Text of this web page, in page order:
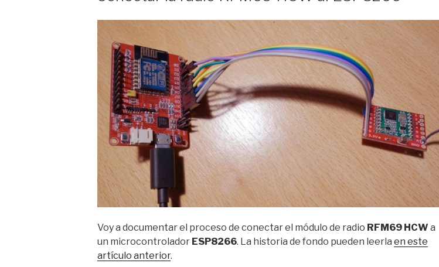
Voy a documentar el proceso de conectar el módulo de radio RFM69 HCW a
un microcontrolador ESP8266. La historia de fondo pueden leerlaen este
artículo anterior.